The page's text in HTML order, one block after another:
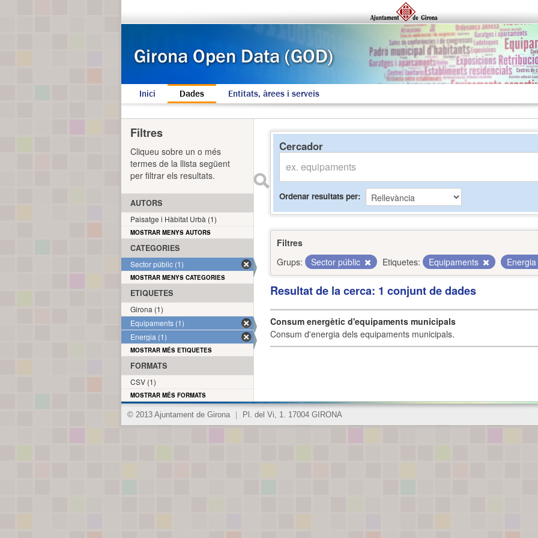
Inici Dades Entitats, àrees i serveis
Cercador
Ordenar resultats per
Filtres
Grups:
Sector públic Etiquetes: Equipaments Energia
Resultat de la cerca: 1 conjunt de dades
Consum energètic d'equipaments municipals
Consum d'energia dels equipaments municipals.
Filtres
Cliqueu sobre un o més
termes de la llista següent
per filtrar els resultats.
AUTORS
Paisatge i Hàbitat Urbà (1)
MOSTRAR MENYS AUTORS
CATEGORIES
Sector públic (1)
MOSTRAR MENYS CATEGORIES
ETIQUETES
Girona (1)
Equipaments (1)
Energia (1)
MOSTRAR MÉS ETIQUETES
FORMATS
CSV (1)
MOSTRAR MÉS FORMATS
© 2013 Ajuntament de Girona Pl. del Vi, 1. 17004 GIRONA